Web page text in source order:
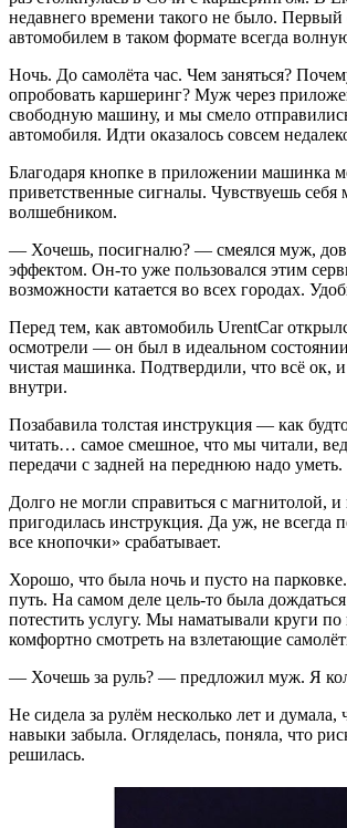
недавнего времени такого не было.
автомобилем в таком формате всегда
Ночь. До самолёта час. Чем заняться?
опробовать каршеринг? Муж через
свободную машину, и мы смело
автомобиля. Идти оказалось совсем
Благодаря кнопке в приложении машинка
приветственные сигналы. Чувствуешь себя
волшебником.
— Хочешь, посигналю? — смеялся муж,
эффектом. Он-то уже пользовался этим
возможности катается во всех городах.
Перед тем, как автомобиль UrentCar
осмотрели — он был в идеальном
чистая машинка. Подтвердили, что всё ок, и
внутри.
Позабавила толстая инструкция — как
читать… самое смешное, что мы читали,
передачи с задней на переднюю надо уметь.
Долго не могли справиться с магнитолой, и
пригодилась инструкция. Да уж, не всегда
все кнопочки» срабатывает.
Хорошо, что была ночь и пусто на
путь. На самом деле цель-то была
потестить услугу. Мы наматывали круги
комфортно смотреть на взлетающие
— Хочешь за руль? — предложил муж. Я
Не сидела за рулём несколько лет и думала,
навыки забыла. Огляделась, поняла, что
решилась.